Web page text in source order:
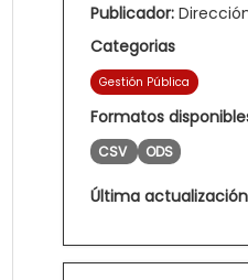
Publicador:
Categorias
Gestión Pública
Formatos
CSV ODS
Última